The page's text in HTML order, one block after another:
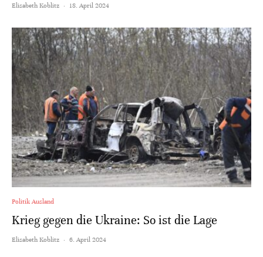
Elisabeth Koblitz · 18. April 2024
Politik Ausland
Krieg gegen die Ukraine: So ist die Lage
Elisabeth Koblitz · 6. April 2024